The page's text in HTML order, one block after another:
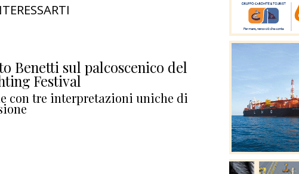
Benetti sul palcoscenico del
Festival
con tre interpretazioni uniche di